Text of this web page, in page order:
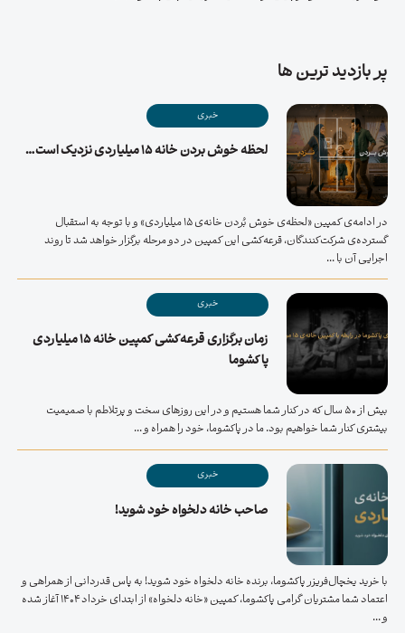
پر بازدید ترین ها
خبری
لحظه خوش بردن خانه ۱۵ میلیاردی نزدیک است…
در ادامه‌ی کمپین «لحظه‌ی خوش بُردن خانه‌ی ۱۵ میلیاردی» و با توجه به استقبال
گسترده‌ی شرکت‌کنندگان، قرعه‌کشی این کمپین در دو مرحله برگزار خواهد شد تا روند
اجرایی آن با ...
خبری
زمان برگزاری قرعه‌کشی کمپین خانه ۱۵ میلیاردی
پاکشوما
بیش از 50 سال که در کنار شما هستیم و در این روزهای سخت و پرتلاطم با صمیمیت
بیشتری کنار شما خواهیم بود. ما در پاکشوما، خود را همراه و ...
خبری
صاحب خانه دلخواه خود شوید!
با خرید یخچال‌فریزر پاکشوما، برنده خانه دلخواه خود شوید! به پاس قدردانی از همراهی و
اعتماد شما مشتریان گرامی پاکشوما، کمپین «خانه دلخواه» از ابتدای خرداد ۱۴۰۴ آغاز شده
و ...